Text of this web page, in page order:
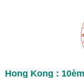
Hong Kong :